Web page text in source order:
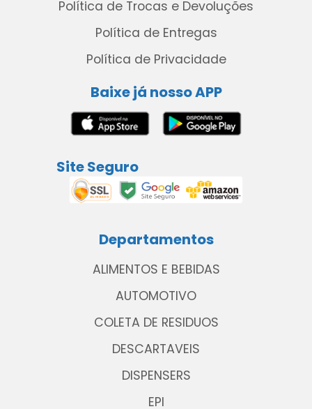
Política de Trocas e Devoluções
Política de Entregas
Política de Privacidade
Baixe já nosso APP
Site Seguro
Departamentos
ALIMENTOS E BEBIDAS
AUTOMOTIVO
COLETA DE RESIDUOS
DESCARTAVEIS
DISPENSERS
EPI